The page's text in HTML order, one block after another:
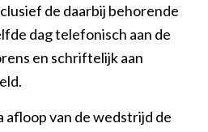
de daarbij behorende
dag telefonisch aan de
en schriftelijk aan
afloop van de wedstrijd de